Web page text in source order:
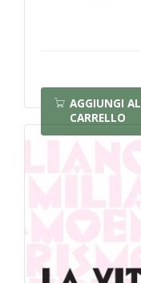
AGGIUNGI AL
CARRELLO